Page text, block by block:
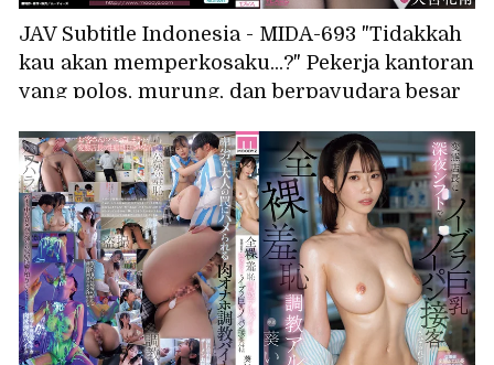
JAV Subtitle Indonesia - MIDA-693 "Tidakkah
kau akan memperkosaku...?" Pekerja kantoran
yang polos, murung, dan berpayudara besar
untuk memancingku agar diperkosa; dia
adalah wadah sperma masokis. - Amamiya
Kana